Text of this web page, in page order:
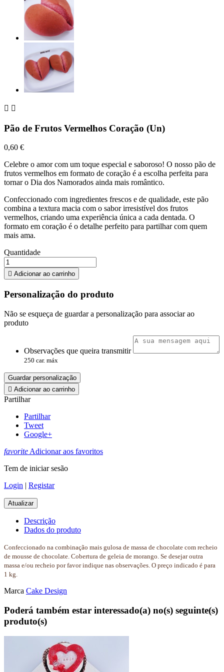
 
Pão de Frutos Vermelhos Coração (Un)
0,60 €
Celebre o amor com um toque especial e saboroso! O nosso pão de
frutos vermelhos em formato de coração é a escolha perfeita para
tornar o Dia dos Namorados ainda mais romântico.
Confeccionado com ingredientes frescos e de qualidade, este pão
combina a textura macia com o sabor irresistível dos frutos
vermelhos, criando uma experiência única a cada dentada. O
formato em coração é o detalhe perfeito para partilhar com quem
mais ama.
Quantidade
 Adicionar ao carrinho
Personalização do produto
Não se esqueça de guardar a personalização para associar ao
produto
Observações que queira transmitir
250 car. máx
Guardar personalização
 Adicionar ao carrinho
Partilhar
Partilhar
Tweet
Google+
favorite Adicionar aos favoritos
Tem de iniciar sesão
Login | Registar
Descrição
Dados do produto
Confeccionado na combinação mais gulosa de massa de chocolate com recheio
de mousse de chocolate. Cobertura de geleia de morango. Se desejar outra
massa e/ou recheio por favor indique nas observações. O preço indicado é para
1 kg.
Marca Cake Design
Poderá também estar interessado(a) no(s) seguinte(s)
produto(s)